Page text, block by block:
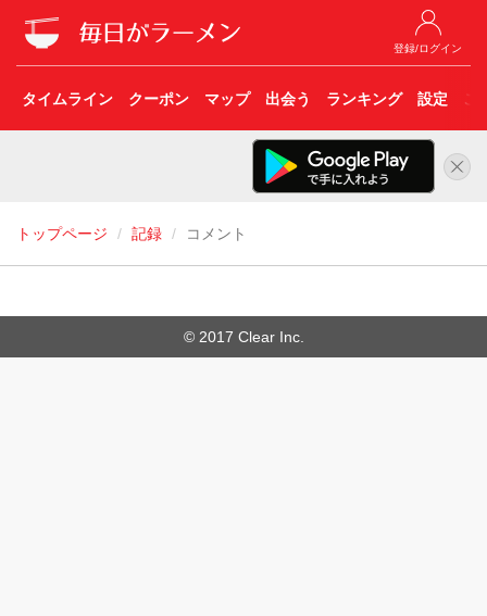
登録/ログイン
タイムライン クーポン マップ 出会う ランキング 設定 こ
トップページ 記録 コメント
© 2017 Clear Inc.